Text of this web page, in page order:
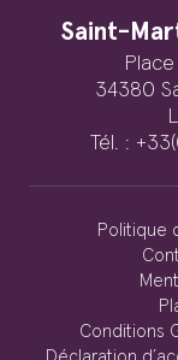
Saint-
34380
Tél. :
Politique
Conditions